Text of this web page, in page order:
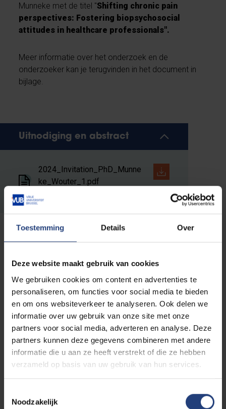
Toestemming Details Over
Deze website maakt gebruik van cookies
We gebruiken cookies om content en advertenties te
personaliseren, om functies voor social media te bieden
en om ons websiteverkeer te analyseren. Ook delen we
informatie over uw gebruik van onze site met onze
partners voor social media, adverteren en analyse. Deze
partners kunnen deze gegevens combineren met andere
informatie die u aan ze heeft verstrekt of die ze hebben
verzameld op basis van uw gebruik van hun services.
Noodzakelijk
Munneke met de titel "Shifting chronic pain
perspectives: Fostering biopsychosocial
attitudes in healthcare professionals".
Meer informatie over het onderzoek en de
onderzoeker kan je terugvinden in het document in
bijlage.
Uitnodiging en abstract
2024_Invitation_PhD_Munne
ke_Wouter_1.pdf
Faculteit Lichamelijke Opvoeding en
Kinesitherapie
Related events